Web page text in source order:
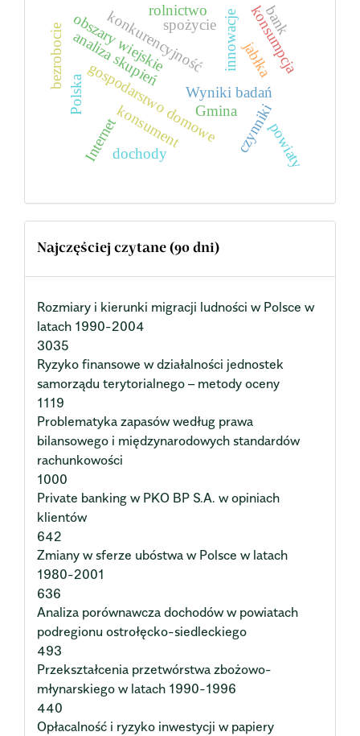
konsument
Wyniki badań
gospodarstwo domowe
konkurencyjność innowacje
obszary wiejskiespożycie
rolnictwo
Polska
konsumpcja
Gminaczynniki
Internet
jabłka
dochody
analiza skupień
bezrobocie
bank
powiaty
Najczęściej czytane (90 dni)
Rozmiary i kierunki migracji ludności w Polsce w
latach 1990-2004
3035
Ryzyko finansowe w działalności jednostek
samorządu terytorialnego – metody oceny
1119
Problematyka zapasów według prawa
bilansowego i międzynarodowych standardów
rachunkowości
1000
Private banking w PKO BP S.A. w opiniach
klientów
642
Zmiany w sferze ubóstwa w Polsce w latach
1980-2001
636
Analiza porównawcza dochodów w powiatach
podregionu ostrołęcko-siedleckiego
493
Przekształcenia przetwórstwa zbożowo-
młynarskiego w latach 1990-1996
440
Opłacalność i ryzyko inwestycji w papiery